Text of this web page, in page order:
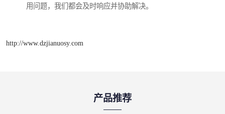
用问题，我们都会及时响应并协助解决。
http://www.dzjianuosy.com
产品推荐